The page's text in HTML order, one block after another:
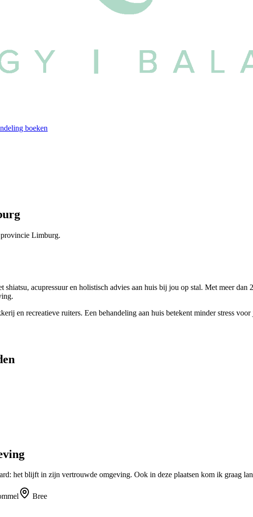
boeken
provincie Limburg.
acupressuur en holistisch advies aan huis bij jou op stal. Met meer
en recreatieve ruiters. Een behandeling aan huis betekent minder stress
het blijft in zijn vertrouwde omgeving. Ook in deze plaatsen kom ik graag
Bree